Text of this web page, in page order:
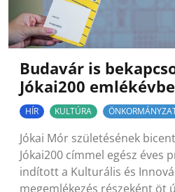
Budavár is
Jókai200 emlékévbe
HÍR KULTÚRA
Jókai Mór születésének
Jókai200 címmel egész éves
indított a Kulturális és
megemlékezés részeként öt